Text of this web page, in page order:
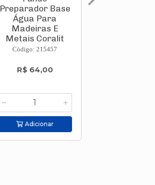
Preparador Base
Água Para
Madeiras E
Metais Coralit
90...
Código: 215457
R$ 64,00
Adicionar